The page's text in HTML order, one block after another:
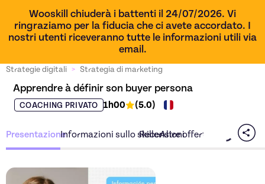
Wooskill chiuderà i battenti il 24/07/2026. Vi
ringraziamo per la fiducia che ci avete accordato. I
nostri utenti riceveranno tutte le informazioni utili via
email.
Strategie digitali > Strategia di marketing
Apprendre à définir son buyer persona
COACHING PRIVATO 1h00 (5.0)
PresentazioneInformazioni sullo skillerRecensioni
Altre offerte dello skiller